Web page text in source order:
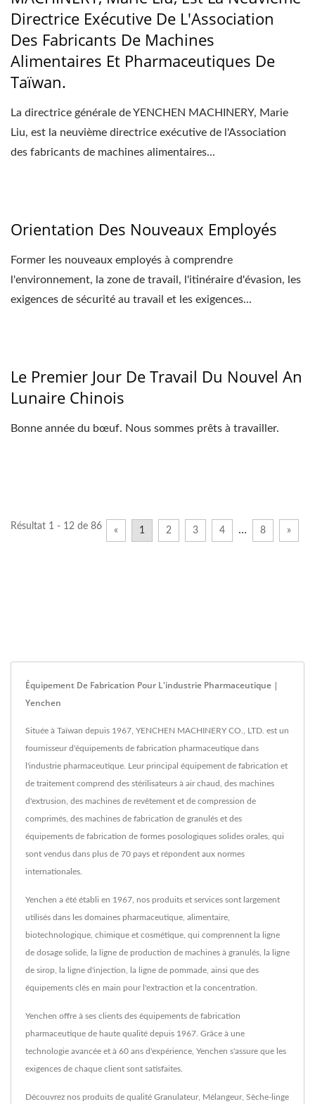
Directrice Exécutive De L'Association
Des Fabricants De Machines
Alimentaires Et Pharmaceutiques De
Taïwan.
La directrice générale de YENCHEN MACHINERY, Marie
Liu, est la neuvième directrice exécutive de l'Association
des fabricants de machines alimentaires...
Orientation Des Nouveaux Employés
Former les nouveaux employés à comprendre
l'environnement, la zone de travail, l'itinéraire d'évasion, les
exigences de sécurité au travail et les exigences...
Le Premier Jour De Travail Du Nouvel An
Lunaire Chinois
Bonne année du bœuf. Nous sommes prêts à travailler.
Résultat 1 - 12 de 86 « 1 2 3 4 … 8 »
Équipement De Fabrication Pour L'industrie Pharmaceutique |
Yenchen
Située à Taïwan depuis 1967, YENCHEN MACHINERY CO., LTD. est un
fournisseur d'équipements de fabrication pharmaceutique dans
l'industrie pharmaceutique. Leur principal équipement de fabrication et
de traitement comprend des stérilisateurs à air chaud, des machines
d'extrusion, des machines de revêtement et de compression de
comprimés, des machines de fabrication de granulés et des
équipements de fabrication de formes posologiques solides orales, qui
sont vendus dans plus de 70 pays et répondent aux normes
internationales.
Yenchen a été établi en 1967, nos produits et services sont largement
utilisés dans les domaines pharmaceutique, alimentaire,
biotechnologique, chimique et cosmétique, qui comprennent la ligne
de dosage solide, la ligne de production de machines à granulés, la ligne
de sirop, la ligne d'injection, la ligne de pommade, ainsi que des
équipements clés en main pour l'extraction et la concentration.
Yenchen offre à ses clients des équipements de fabrication
pharmaceutique de haute qualité depuis 1967. Grâce à une
technologie avancée et à 60 ans d'expérience, Yenchen s'assure que les
exigences de chaque client sont satisfaites.
Découvrez nos produits de qualité Granulateur, Mélangeur, Sèche-linge